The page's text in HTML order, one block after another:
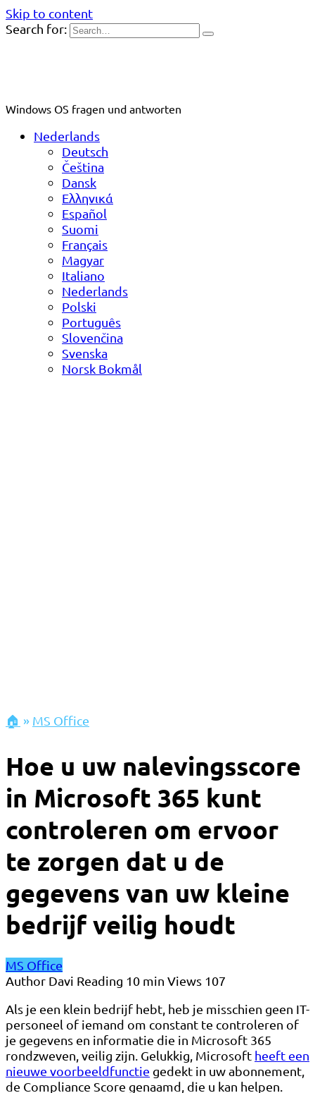
Skip to content
Search for:
Windows OS fragen und antworten
Nederlands
Deutsch
Čeština
Dansk
Ελληνικά
Español
Suomi
Français
Magyar
Italiano
Nederlands
Polski
Português
Slovenčina
Svenska
Norsk Bokmål
🏠 » MS Office
Hoe u uw nalevingsscore
in Microsoft 365 kunt
controleren om ervoor
te zorgen dat u de
gegevens van uw kleine
bedrijf veilig houdt
MS Office
Author Davi Reading 10 min Views 107
Als je een klein bedrijf hebt, heb je misschien geen IT-
personeel of iemand om constant te controleren of
je gegevens en informatie die in Microsoft 365
rondzweven, veilig zijn. Gelukkig, Microsoft heeft een
nieuwe voorbeeldfunctie gedekt in uw abonnement,
de Compliance Score genaamd, die u kan helpen.